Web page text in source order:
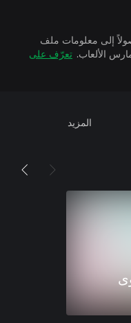
إلى معلومات ملف
تعرّف على
المزيد